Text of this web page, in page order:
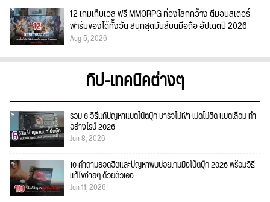
12 เกมเก็บเวล ฟรี MMORPG ท่องโลกกว้าง ตีมอนสเตอร์
ฟาร์มของได้ทั้งวัน สนุกสุดมันส์บนมือถือ อัปเดตปี 2026
Aug 5, 2026
ทิป-เทคนิคต่างๆ
รวม 6 วิธีแก้ปัญหาแบตโน้ตบุ๊ก ชาร์จไม่เข้า เปิดไม่ติด แบตเสื่อม ทำ
อย่างไรปี 2026
Jun 8, 2026
10 คำถามยอดฮิตและปัญหาพบบ่อยเกมมิ่งโน้ตบุ๊ก 2026 พร้อมวิธี
แก้ไขง่ายๆ ด้วยตัวเอง
Jun 11, 2026